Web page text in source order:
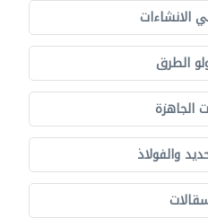
الانشاءات
الطرق
الجاهزة
والفولاذ